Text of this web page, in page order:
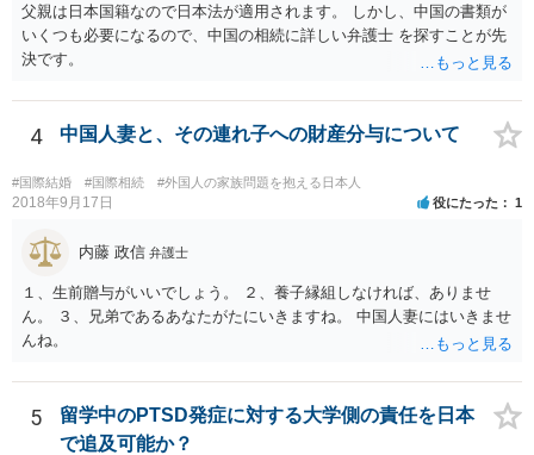
父親は日本国籍なので日本法が適用されます。 しかし、中国の書類が
いくつも必要になるので、中国の相続に詳しい弁護士 を探すことが先
決です。
4 中国人妻と、その連れ子への財産分与について
#国際結婚 #国際相続 #外国人の家族問題を抱える日本人
2018年9月17日 役にたった 1
内藤 政信 弁護士
１、生前贈与がいいでしょう。 ２、養子縁組しなければ、ありませ
ん。 ３、兄弟であるあなたがたにいきますね。 中国人妻にはいきませ
んね。
5
留学中のPTSD発症に対する大学側の責任を日本
で追及可能か？